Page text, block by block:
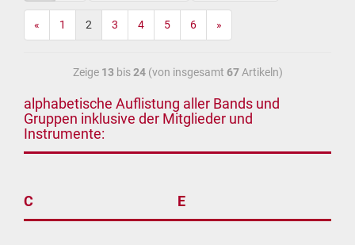
« 1 2 3 4 5 6 »
Zeige 13 bis24(von insgesamt 67Artikeln)
alphabetische Auflistung aller Bands und
Gruppen inklusive der Mitglieder und
Instrumente:
C E